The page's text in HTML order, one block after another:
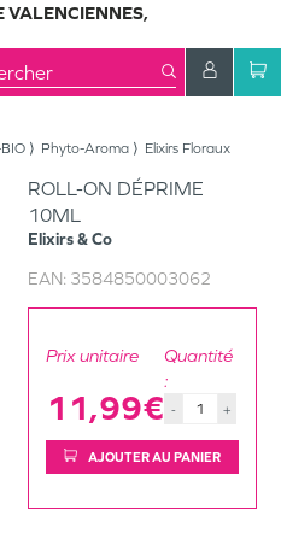
VALENCIENNES,
Phyto-Aroma Elixirs Floraux
ROLL-ON DÉPRIME
10ML
Elixirs & Co
EAN: 3584850003062
Prix unitaire
11,99€
Quantité
:
- +
AJOUTER AU PANIER